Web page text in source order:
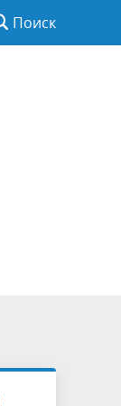
Поиск